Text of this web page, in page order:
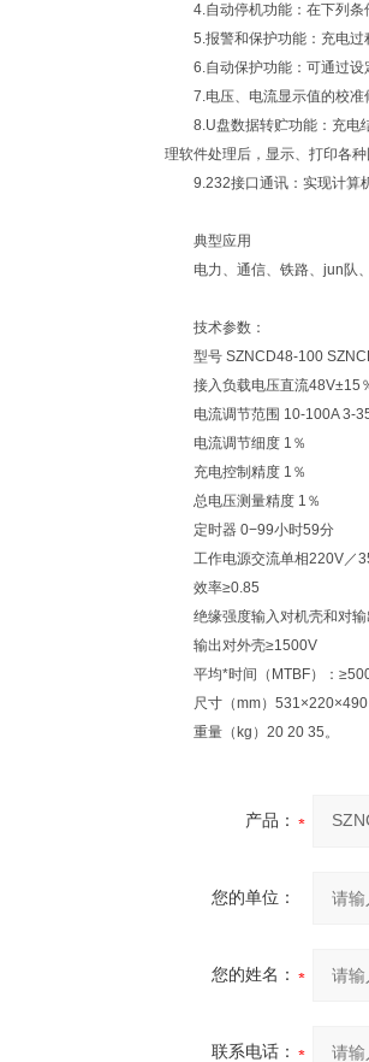
4.自动停机功能：在下列条
5.报警和保护功能：充电过
6.自动保护功能：可通过设
7.电压、电流显示值的校准
8.U盘数据转贮功能：充电结
理软件处理后，显示、打印各
9.232接口通讯：实现计算
典型应用
电力、通信、铁路、jun队、
技术参数：
型号 SZNCD48-100
接入负载电压直流48V±15
电流调节范围 10-100A 3-
电流调节细度 1％
充电控制精度 1％
总电压测量精度 1％
定时器 0−99小时59分
工作电源交流单相220V／
效率≥0.85
绝缘强度输入对机壳和对
输出对外壳≥1500V
平均*时间（MTBF）：
尺寸（mm）531×220×490
重量（kg）20 20 35。
产品：
您的单位：
您的姓名：
联系电话：